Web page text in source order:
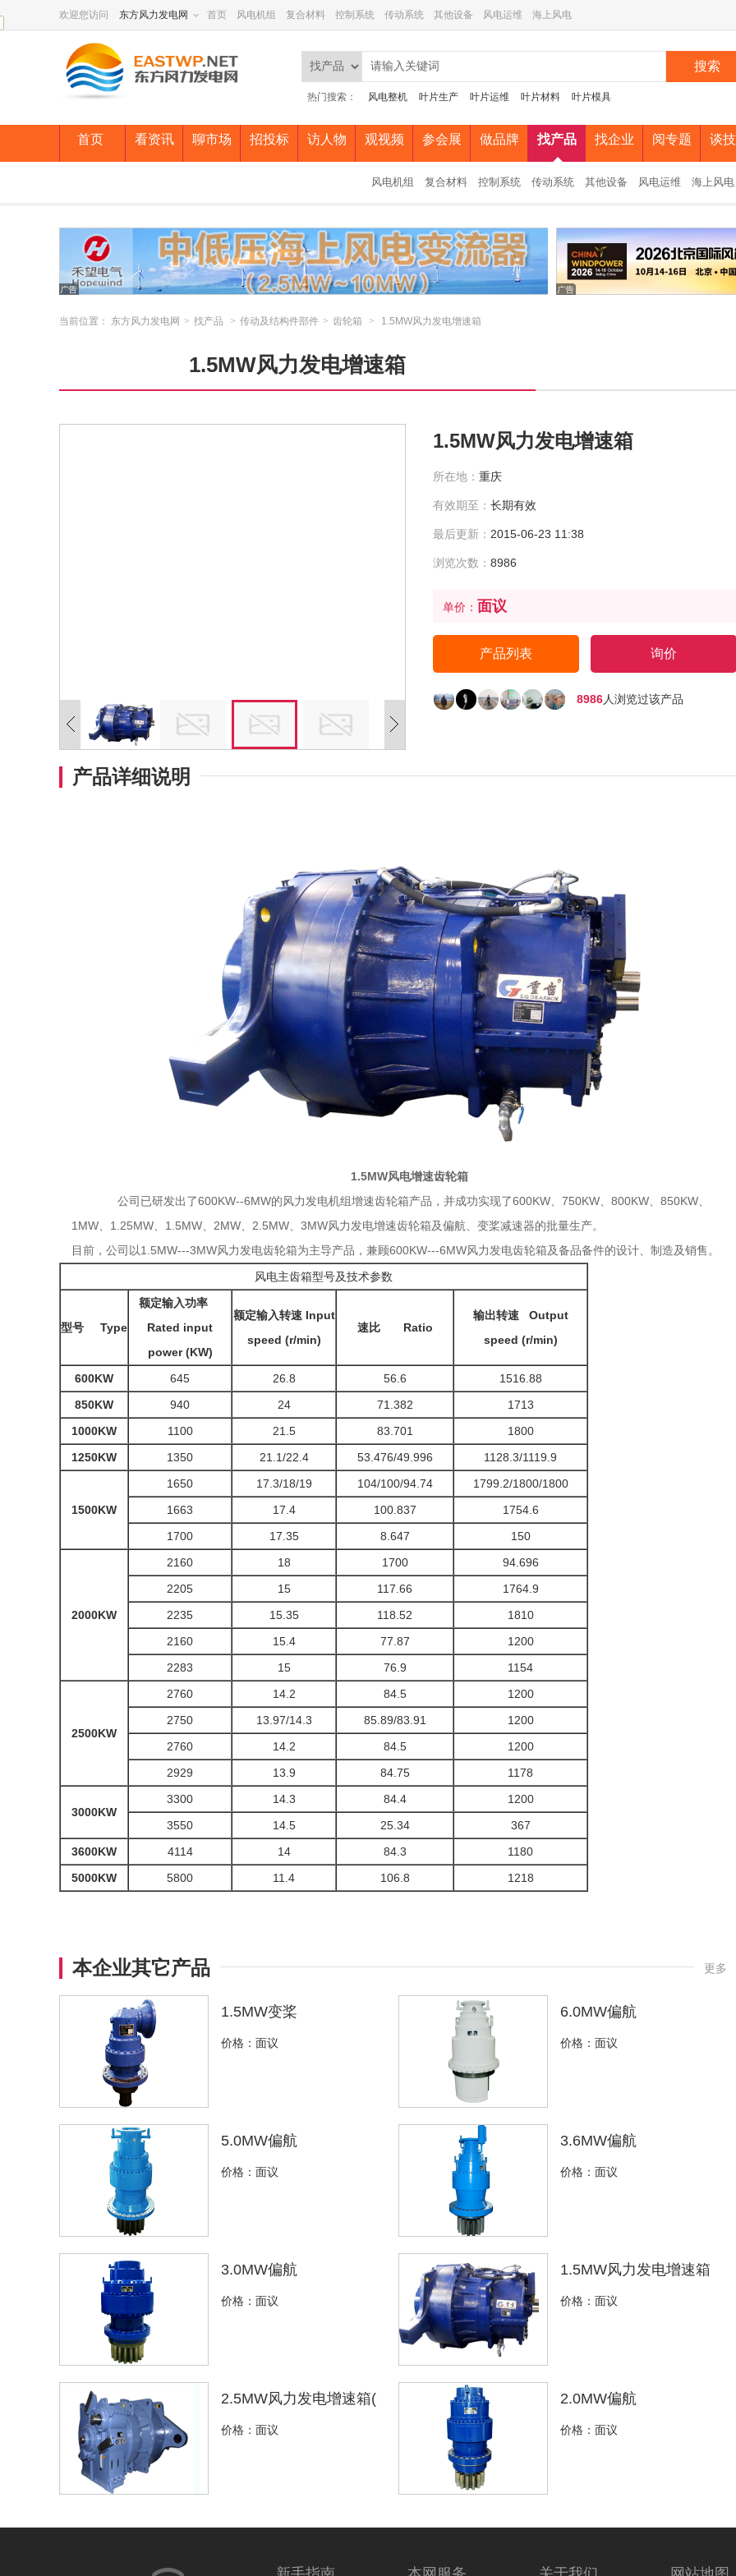
欢迎您访问 东方风力发电网 首页 风电机组 复合材料 控制系统 传动系统 其他设备 风电运维 海上风电
搜索
热门搜索： 风电整机 叶片生产 叶片运维 叶片材料 叶片模具
首页 看资讯 聊市场 招投标 访人物 观视频 参会展 做品牌 找产品 找企业 阅专题 谈
风电机组 复合材料 控制系统 传动系统 其他设备 风电运维 海上风电
当前位置： 东方风力发电网 > 找产品 > 传动及结构件部件 > 齿轮箱 > 1.5MW风力发电增速箱
1.5MW风力发电增速箱
1.5MW风力发电增速箱
所在地： 重庆
有效期至： 长期有效
最后更新： 2015-06-23 11:38
浏览次数： 8986
单价： 面议
产品列表 询价
8986人浏览过该产品
产品详细说明
1.5MW风电增速齿轮箱
公司已研发出了600KW--6MW的风力发电机组增速齿轮箱产品，并成功实现了600KW、750KW、800KW、850KW、
1MW、1.25MW、1.5MW、2MW、2.5MW、3MW风力发电增速齿轮箱及偏航、变桨减速器的批量生产。
目前，公司以1.5MW---3MW风力发电齿轮箱为主导产品，兼顾600KW---6MW风力发电齿轮箱及备品备件的设计、制造及销售。
风电主齿箱型号及技术参数
型号 Type
额定输入功率
Rated input
power (KW)
额定输入转速Input
speed (r/min)
速比Ratio
输出转速Output
speed (r/min)
600KW 645 26.8 56.6
1516.88
850KW
940 24 71.382
1713
1000KW
1100 21.5 83.701
1800
1250KW
1350 21.1/22.4 53.476/49.996 1128.3/1119.9
1500KW
1650 17.3/18/19 104/100/94.74
1799.2/1800/1800
1663
17.4 100.837
1754.6
1700
17.35 8.647 150
2000KW
2160 18 1700
94.696
2205
15 117.66
1764.9
2235
15.35 118.52
1810
2160
15.4 77.87
1200
2283
15 76.9 1154
2500KW
2760 14.2 84.5
1200
2750
13.97/14.3 85.89/83.91
1200
2760
14.2 84.5
1200
2929
13.9 84.75 1178
3000KW
3300 14.3 84.4
1200
3550
14.5 25.34
367
3600KW
4114 14 84.3
1180
5000KW
5800 11.4 106.8 1218
本企业其它产品 更多
1.5MW变桨
价格：面议
6.0MW偏航
价格：面议
5.0MW偏航
价格：面议
3.6MW偏航
价格：面议
3.0MW偏航
价格：面议
1.5MW风力发电增速箱
价格：面议
2.5MW风力发电增速箱(
价格：面议
2.0MW偏航
价格：面议